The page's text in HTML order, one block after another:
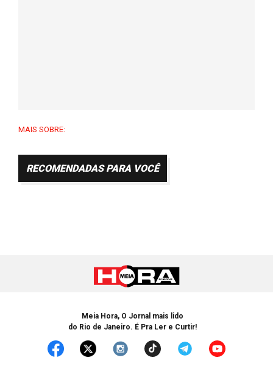
MAIS SOBRE:
RECOMENDADAS PARA VOCÊ
Meia Hora, O Jornal mais lido
do Rio de Janeiro. É Pra Ler e Curtir!